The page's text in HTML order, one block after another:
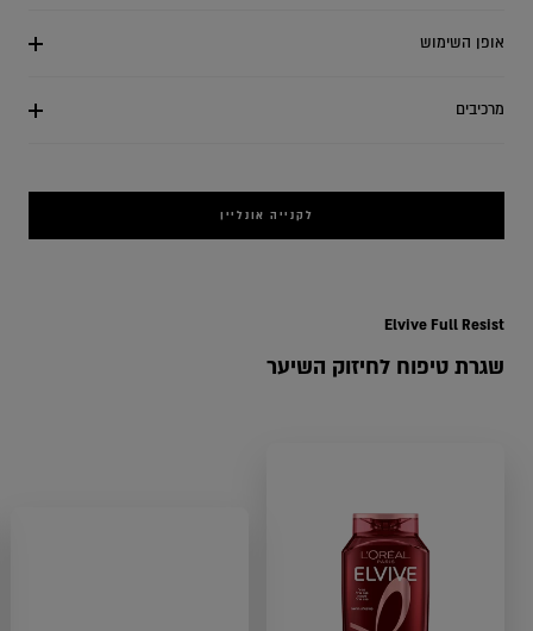
אופן השימוש
מרכיבים
לקנייה אונליין
שגרת טיפוח לחיזוק השיער
Elvive Full Resist